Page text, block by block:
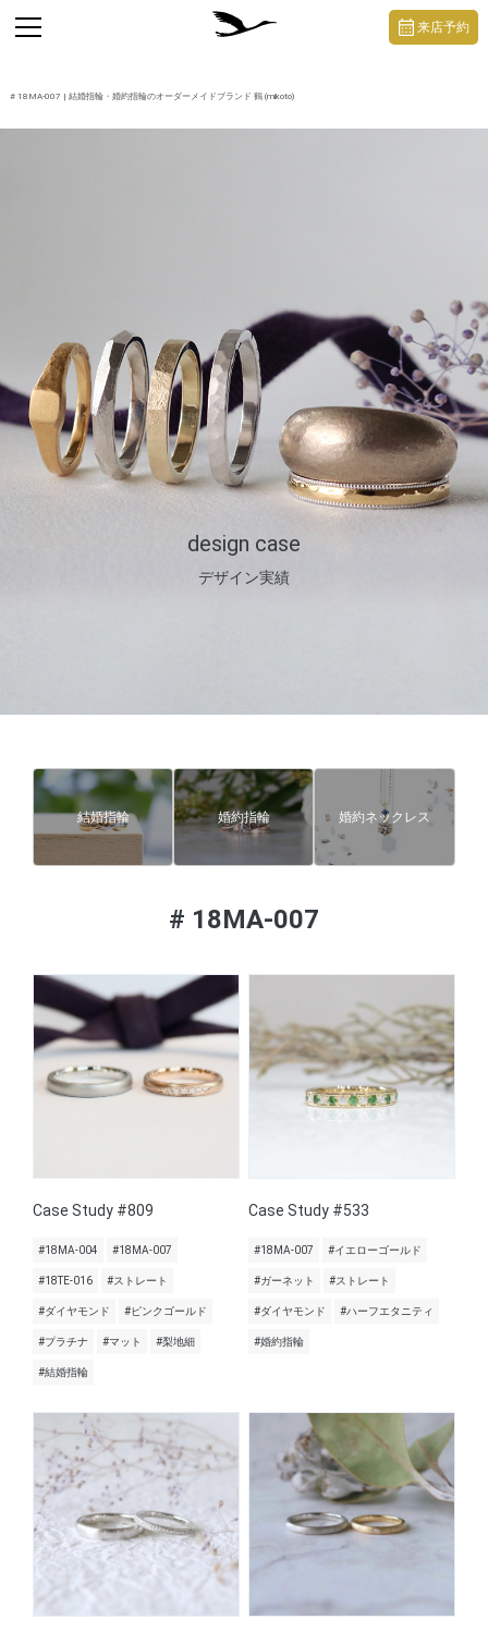
# 18MA-007 | 結婚指輪・婚約指輪のオーダーメイドブランド 鶴 (mikoto)
design case
デザイン実績
toggle
navigation
来店予約
結婚指輪 婚約指輪 婚約ネックレス
# 18MA-007
Case Study #809
#18MA-004 #18MA-007
#18TE-016 #ストレート
#ダイヤモンド #ピンクゴールド
#プラチナ #マット #梨地細
#結婚指輪
Case Study #533
#18MA-007 #イエローゴールド
#ガーネット #ストレート
#ダイヤモンド #ハーフエタニティ
#婚約指輪